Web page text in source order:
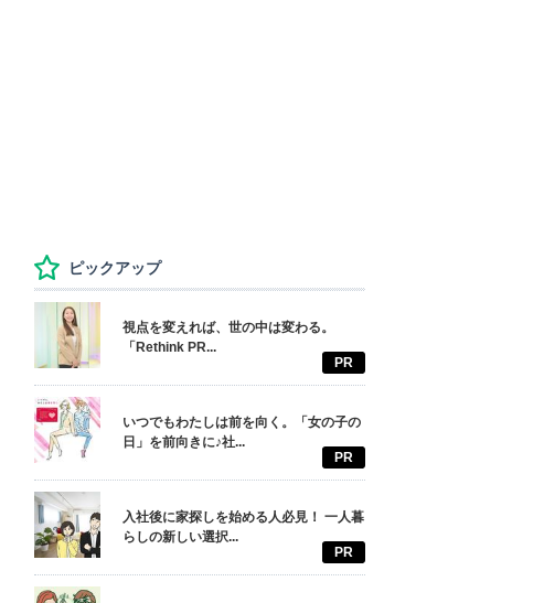
ピックアップ
視点を変えれば、世の中は変わる。
「Rethink PR...
PR
いつでもわたしは前を向く。「女の子の
日」を前向きに♪社...
PR
入社後に家探しを始める人必見！ 一人暮
らしの新しい選択...
PR